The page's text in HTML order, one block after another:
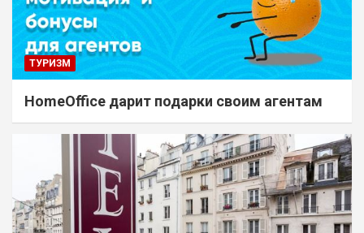
ТУРИЗМ
HomeOffice дарит подарки своим агентам